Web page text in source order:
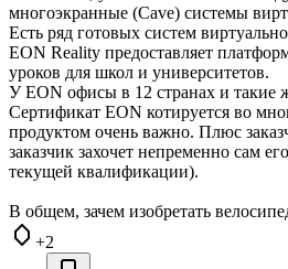
многоэкранные (Cave) системы
Есть ряд готовых систем
EON Reality предоставляет
уроков для школ и университетов.
У EON офисы в 12 странах и такие
Сертификат EON котируется во
продуктом очень важно. Плюс
заказчик захочет непременно сам
текущей квалификации).
В общем, зачем изобретать
+2